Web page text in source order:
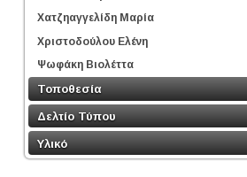
Χατζηαγγελίδη Μαρία
Χριστοδούλου Ελένη
Ψωφάκη Βιολέττα
Τοποθεσία
Δελτίο Τύπου
Υλικό